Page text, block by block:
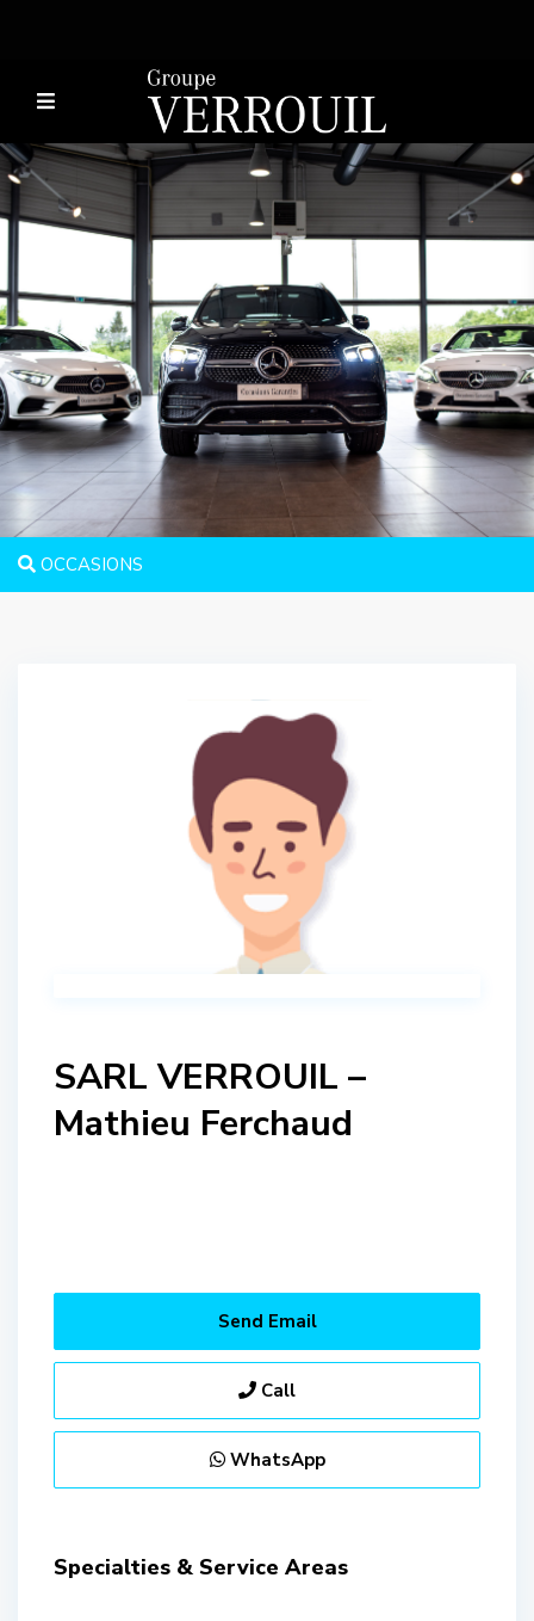
OCCASIONS
SARL VERROUIL –
Mathieu Ferchaud
Send Email
Call
WhatsApp
Specialties & Service Areas